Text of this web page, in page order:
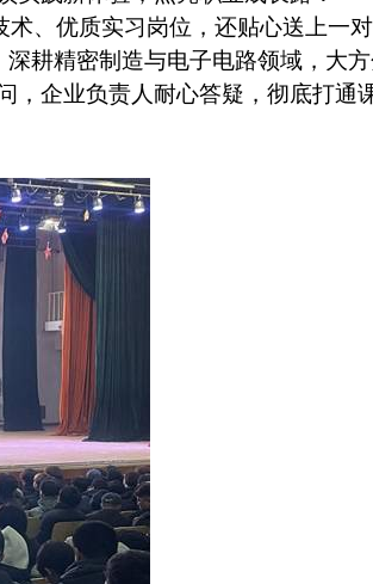
、优质实习岗位，还贴心送上一
深耕精密制造与电子电路领域，大
企业负责人耐心答疑，彻底打通